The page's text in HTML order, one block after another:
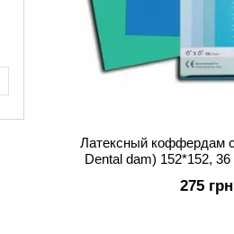
Латексный коффердам
Dental dam) 152*152,
275 грн